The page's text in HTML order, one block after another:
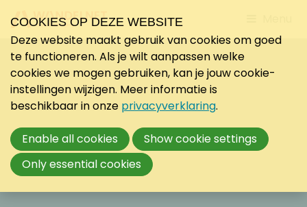
to
COOKIES OP DEZE WEBSITE
Deze website maakt gebruik van cookies om goed
te functioneren. Als je wilt aanpassen welke
cookies we mogen gebruiken, kan je jouw cookie-
instellingen wijzigen. Meer informatie is
beschikbaar in onze privacyverklaring.
Enable all cookies
Show cookie settings
Only essential cookies